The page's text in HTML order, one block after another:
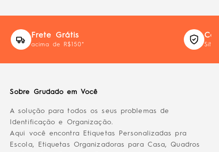
Frete Grátis
acima de R$150* Site
Sobre Grudado em Você
A solução para todos os seus problemas de
Identificação e Organização.
Aqui você encontra Etiquetas Personalizadas pra
Escola, Etiquetas Organizadoras para Casa, Quadros